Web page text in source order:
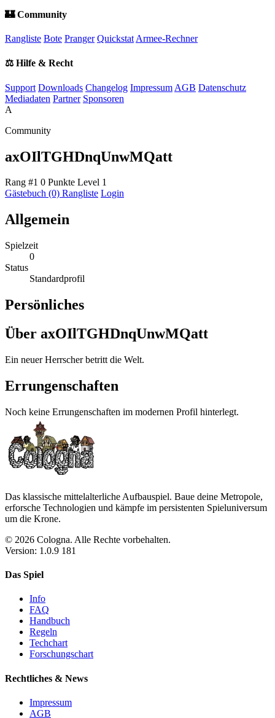
🏰 Community
Rangliste Bote Pranger Quickstat Armee-Rechner
⚖️ Hilfe & Recht
Support Downloads Changelog Impressum AGB Datenschutz
Mediadaten Partner Sponsoren
A
Community
axOIlTGHDnqUnwMQatt
Rang #1 0 Punkte Level 1
Gästebuch (0) Rangliste Login
Allgemein
Spielzeit
0
Status
Standardprofil
Persönliches
Über axOIlTGHDnqUnwMQatt
Ein neuer Herrscher betritt die Welt.
Errungenschaften
Noch keine Errungenschaften im modernen Profil hinterlegt.
Das klassische mittelalterliche Aufbauspiel. Baue deine Metropole,
erforsche Technologien und kämpfe im persistenten Spieluniversum
um die Krone.
© 2026 Cologna. Alle Rechte vorbehalten.
Version: 1.0.9 181
Das Spiel
Info
FAQ
Handbuch
Regeln
Techchart
Forschungschart
Rechtliches & News
Impressum
AGB